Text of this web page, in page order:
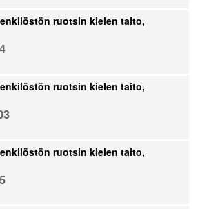
ruotsin kielen taito,
ruotsin kielen taito,
ruotsin kielen taito,